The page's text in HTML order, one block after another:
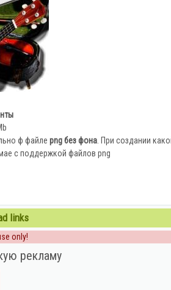
ф файле pngбез фона . При создании
с поддержкой файлов png
links
only!
рекламу